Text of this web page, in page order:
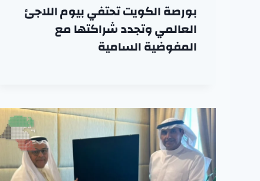
بورصة الكويت تحتفي بيوم اللاجئ
العالمي وتجدد شراكتها مع
المفوضية السامية